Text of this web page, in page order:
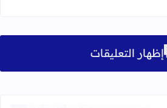
إظهار التعليقات